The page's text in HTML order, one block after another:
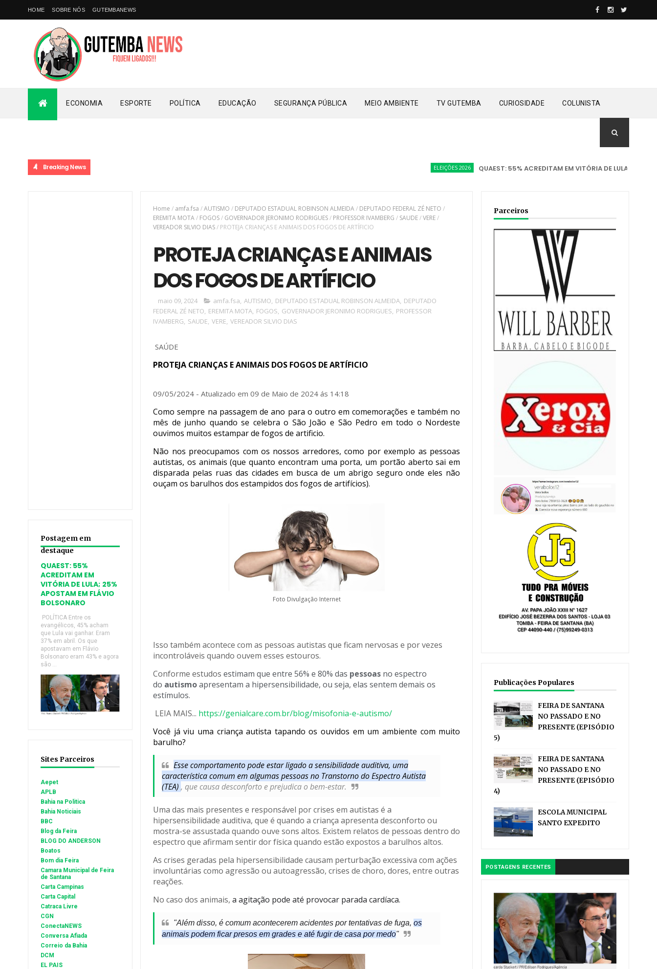
HOME SOBRE NÓS GUTEMBANEWS
ECONOMIA ESPORTE POLÍTICA EDUCAÇÃO SEGURANÇA PÚBLICA MEIO AMBIENTE TV GUTEMBA CURIOSIDADE COLUNISTA
Breaking News ELEIÇÕES 2026 QUAEST: 55% ACREDITAM EM VITÓRIA DE LULA; 25%
Postagem em
destaque
QUAEST: 55%
ACREDITAM EM
VITÓRIA DE LULA; 25%
APOSTAM EM FLÁVIO
BOLSONARO
POLÍTICA Entre os
evangélicos, 45% acham
que Lula vai ganhar. Eram
37% em abril. Os que
apostavam em Flávio
Bolsonaro eram 43% e agora
são ...
Sites Parceiros
Aepet
APLB
Bahia na Politica
Bahia Noticiais
BBC
Blog da Feira
BLOG DO ANDERSON
Boatos
Bom dia Feira
Camara Municipal de Feira
de Santana
Carta Campinas
Carta Capital
Catraca Livre
CGN
ConectaNEWS
Conversa Afiada
Correio da Bahia
DCM
EL PAIS
Home / amfa.fsa /AUTISMO / DEPUTADO ESTADUAL ROBINSON ALMEIDA/ DEPUTADO FEDERAL ZÉ NETO /
EREMITA MOTA/ FOGOS/ GOVERNADOR JERONIMO RODRIGUES/ PROFESSOR IVAMBERG / SAUDE/VERE/
VEREADOR SILVIO DIAS/ PROTEJA CRIANÇAS E ANIMAIS DOS FOGOS DE ARTÍFICIO
PROTEJA CRIANÇAS E ANIMAIS
DOS FOGOS DE ARTÍFICIO
maio 09, 2024 amfa.fsa, AUTISMO, DEPUTADO ESTADUAL ROBINSON ALMEIDA, DEPUTADO
FEDERAL ZÉ NETO, EREMITA MOTA, FOGOS, GOVERNADOR JERONIMO RODRIGUES, PROFESSOR
IVAMBERG, SAUDE, VERE, VEREADOR SILVIO DIAS
SAÚDE
PROTEJA CRIANÇAS E ANIMAIS DOS FOGOS DE ARTÍFICIO
09/05/2024 - Atualizado em 09 de Maio de 2024 ás 14:18
Como sempre na passagem de ano para o outro em comemorações e também no
mês de junho quando se celebra o São João e São Pedro em todo o Nordeste
ouvimos muitos estampar de fogos de artificio.
Não nos preocupamos com os nossos arredores, como por exemplo as pessoas
autistas, os animais (que quanto encontram uma porta, um portão aberto sai em
disparada pelas ruas das cidades em busca de um abrigo seguro onde eles não
ouçam os barulhos dos estampidos dos fogos de artifícios).
Foto Divulgação Internet
Isso também acontece com as pessoas autistas que ficam nervosas e por vezes
incontroláveis quando ouvem esses estouros.
Conforme estudosestimam que entre 56% e 80% das pessoas no espectro
do autismoapresentam a hipersensibilidade, ou seja, elas sentem demais os
estímulos.
LEIA MAIS... https://genialcare.com.br/blog/misofonia-e-autismo/
Você já viu uma criança autista tapando os ouvidos em um ambiente com muito
barulho?
Esse comportamento pode estar ligado a sensibilidade auditiva, uma
característica comum em algumas pessoas no Transtorno do Espectro Autista
(TEA), que causa desconforto e prejudica o bem-estar.
Uma das mais presentes e responsável por crises em autistas é a
hipersensibilidade auditiva, que é quando a criança apresenta desconforto ou
mostra-se assustada quando ouve sons altos. Existem relatos de pessoas dentro do
espectro que afirmam sentir dor física quando estão expostos a barulhos altos.
As crises geradas pela hipersensibilidade causam perturbação excessiva com ações
involuntárias como agressão ou autoagressão, crises de choro, dores, entre outras
reações.
No caso dos animais,a agitação pode até provocar parada cardíaca.
"Além disso, é comum acontecerem acidentes por tentativas de fuga,os
animais podem ficar presos em grades e até fugir de casa por medo"
Parceiros
Publicações Populares
FEIRA DE SANTANA
NO PASSADO E NO
PRESENTE (EPISÓDIO
5)
FEIRA DE SANTANA
NO PASSADO E NO
PRESENTE (EPISÓDIO
4)
ESCOLA MUNICIPAL
SANTO EXPEDITO
POSTAGENS RECENTES